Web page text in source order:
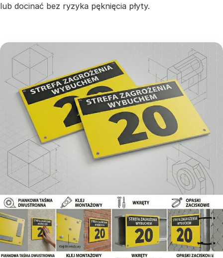
lub docinać bez ryzyka pęknięcia płyty.